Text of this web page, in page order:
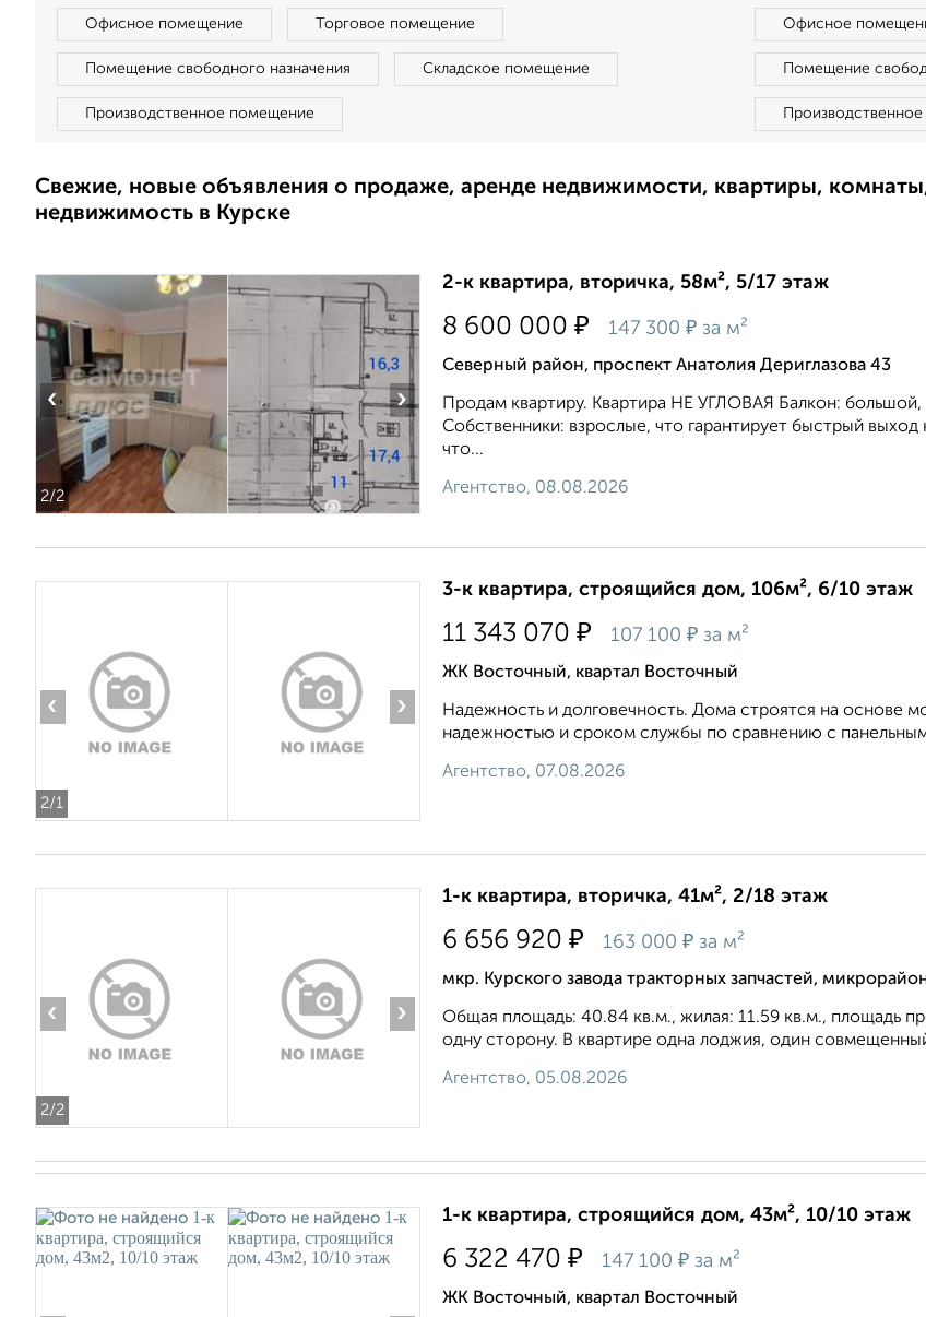
Офисное помещение Торговое помещение
Помещение свободного назначения Складское помещение
Производственное помещение
Офисное
Помещение
Свежие, новые объявления о продаже, аренде недвижимости, квартиры,
недвижимость в Курске
2/2
‹ ›
2-к квартира, вторичка, 58м², 5/17 этаж
8 600 000 ₽ 147 300 ₽ за м²
Северный район, проспект Анатолия Дериглазова 43
Продам квартиру. Квартира НЕ УГЛОВАЯ Балкон:
Собственники: взрослые, что гарантирует быстрый
что...
Агентство, 08.08.2026
2/1
‹ ›
3-к квартира, строящийся дом, 106м², 6/10 этаж
11 343 070 ₽ 107 100 ₽ за м²
ЖК Восточный, квартал Восточный
Надежность и долговечность. Дома строятся на основе
надежностью и сроком службы по сравнению с
Агентство, 07.08.2026
2/2
‹ ›
1-к квартира, вторичка, 41м², 2/18 этаж
6 656 920 ₽ 163 000 ₽ за м²
мкр. Курского завода тракторных запчастей,
Общая площадь: 40.84 кв.м., жилая: 11.59 кв.м., площадь
одну сторону. В квартире одна лоджия, один
Агентство, 05.08.2026
1-к квартира, строящийся дом, 43м², 10/10 этаж
6 322 470 ₽ 147 100 ₽ за м²
ЖК Восточный, квартал Восточный